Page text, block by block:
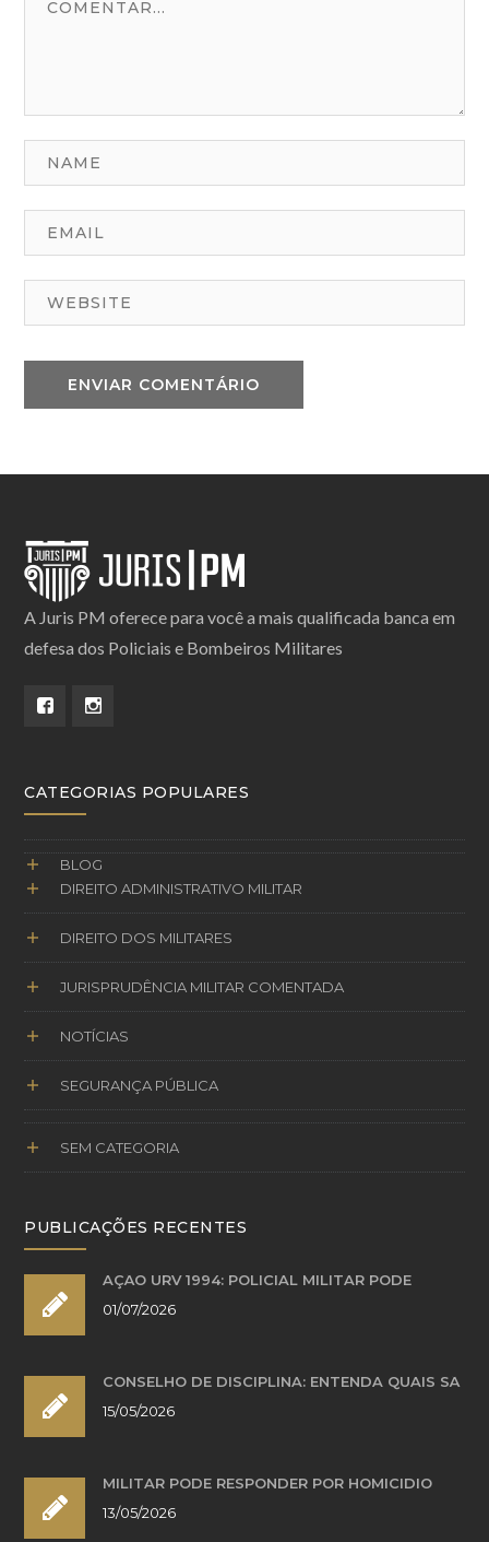
A Juris PM oferece para você a mais qualificada banca em
defesa dos Policiais e Bombeiros Militares
CATEGORIAS POPULARES
BLOG
DIREITO ADMINISTRATIVO MILITAR
DIREITO DOS MILITARES
JURISPRUDÊNCIA MILITAR COMENTADA
NOTÍCIAS
SEGURANÇA PÚBLICA
SEM CATEGORIA
PUBLICAÇÕES RECENTES
AÇÃO URV 1994: POLICIAL MILITAR PODE
01/07/2026
CONSELHO DE DISCIPLINA: ENTENDA QUAIS SÃ
15/05/2026
MILITAR PODE RESPONDER POR HOMICÍDIO
13/05/2026